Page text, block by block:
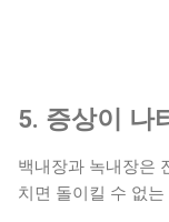
5. 증상이 나
백내장과 녹내장은
치면 돌이킬 수 없